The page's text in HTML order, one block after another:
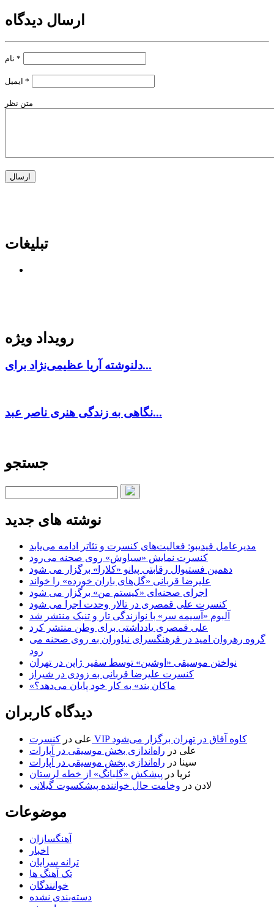
ارسال دیدگاه
*
*
متن نظر
تبلیغات
رویداد ویژه
دلنوشته آریا عظیمی‌نژاد برای...
نگاهی به زندگی هنری ناصر عبد...
جستجو
نوشته های جدید
مدیرعامل فیدیبو: فعالیت‌های کنسرت و تئاتر ادامه می‌یابد
کنسرت‌ نمایش «سیاوش» روی صحنه می‌رود
دهمین فستیوال رقابتی پیانو «کلارا» برگزار می شود
علیرضا قربانی «گل‌های باران خورده» را خواند
اجرای صحنه‌ای «کیستم من» برگزار می شود
کنسرت علی قمصری در تالار وحدت اجرا می شود
آلبوم «آسیمه سر» با نوازندگی تار و تنبک منتشر شد
علی قمصری یادداشتی برای وطن منتشر کرد
گروه رهروان امید در فرهنگسرای نیاوران به روی صحنه می
رود
نواختن موسیقی «اوشین» توسط سفیر ژاپن در تهران
کنسرت علیرضا قربانی به زودی در شیراز
«ماکان بند» به کار خود پایان می‌دهد؟
دیدگاه کاربران
علی در
کنسرت VIP کاوه آفاق در تهران برگزار می‌شود
علی در راه‌اندازی بخش موسیقی در آپارات
سینا در راه‌اندازی بخش موسیقی در آپارات
ثریا در پیشکش «گلبانگ» از خطه لرستان
لادن در وخامت حال خواننده پیشکسوت گیلانی
موضوعات
آهنگسازان
اخبار
ترانه سرایان
تک آهنگ ها
خوانندگان
دسته‌بندی نشده